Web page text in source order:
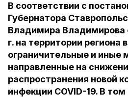
В соответствии с
Губернатора
Владимира Владимирова
г. на территории региона
ограничительные и иные
направленные на
распространения новой
инфекции COVID-19. В